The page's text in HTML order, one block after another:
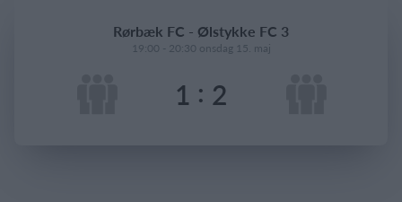
WebshopRørbæk FC - Ølstykke FC 3
19:00 - 20:30 onsdag 15. maj
1 : 2